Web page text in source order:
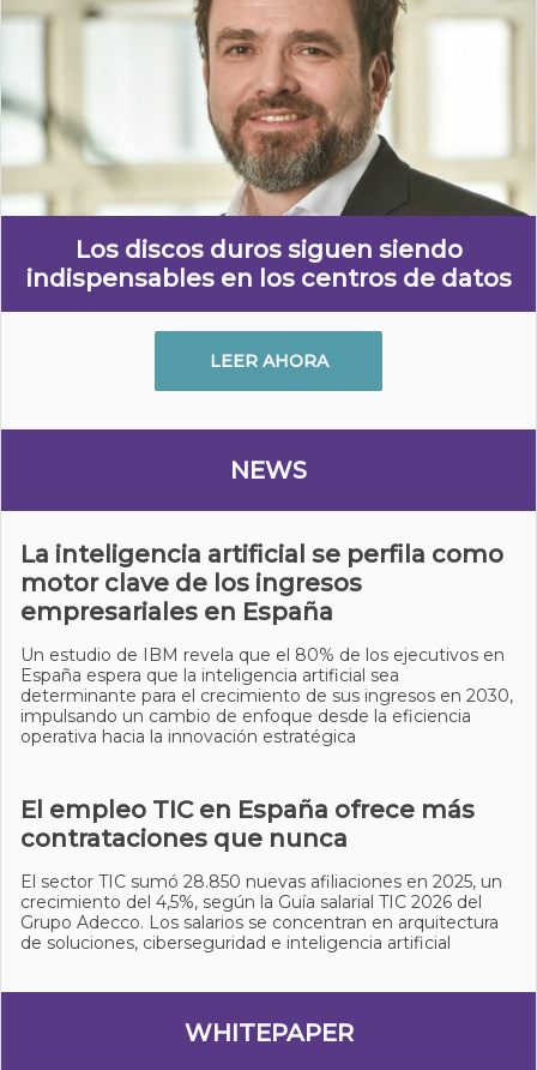
Los discos duros siguen siendo
indispensables en los centros de datos
LEER AHORA
NEWS
La inteligencia artificial se perfila como
motor clave de los ingresos
empresariales en España
Un estudio de IBM revela que el 80% de los ejecutivos en
España espera que la inteligencia artificial sea
determinante para el crecimiento de sus ingresos en 2030,
impulsando un cambio de enfoque desde la eficiencia
operativa hacia la innovación estratégica
El empleo TIC en España ofrece más
contrataciones que nunca
El sector TIC sumó 28.850 nuevas afiliaciones en 2025, un
crecimiento del 4,5%, según la Guía salarial TIC 2026 del
Grupo Adecco. Los salarios se concentran en arquitectura
de soluciones, ciberseguridad e inteligencia artificial
WHITEPAPER